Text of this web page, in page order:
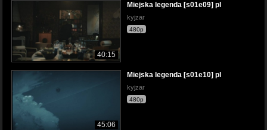
40:15
Miejska legenda [s01e09] pl
kyjzar
480p
45:06
Miejska legenda [s01e10] pl
kyjzar
480p